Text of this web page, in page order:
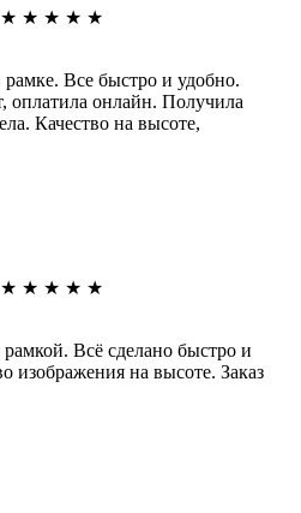
★ ★ ★ ★ ★
Все быстро и удобно.
оплатила онлайн. Получила
Качество на высоте,
★ ★ ★ ★ ★
Всё сделано быстро и
изображения на высоте. Заказ